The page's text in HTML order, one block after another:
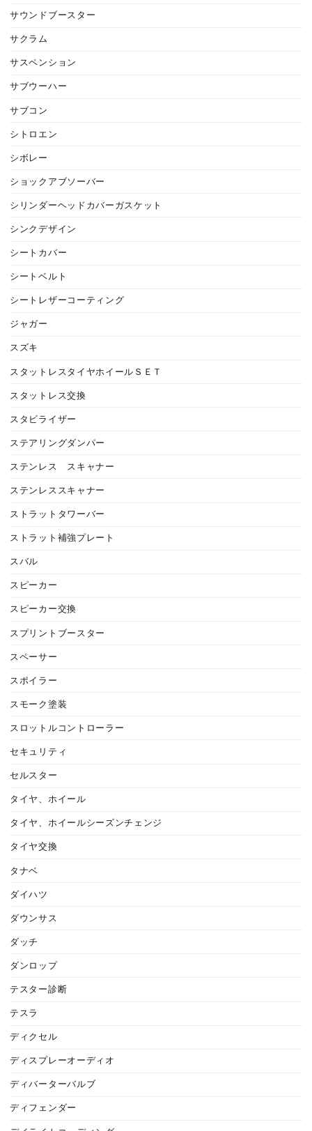
サウンドブースター
サクラム
サスペンション
サブウーハー
サブコン
シトロエン
シボレー
ショックアブソーバー
シリンダーヘッドカバーガスケット
シンクデザイン
シートカバー
シートベルト
シートレザーコーティング
ジャガー
スズキ
スタットレスタイヤホイールＳＥＴ
スタットレス交換
スタビライザー
ステアリングダンパー
ステンレス スキャナー
ステンレススキャナー
ストラットタワーバー
ストラット補強プレート
スバル
スピーカー
スピーカー交換
スプリントブースター
スペーサー
スポイラー
スモーク塗装
スロットルコントローラー
セキュリティ
セルスター
タイヤ、ホイール
タイヤ、ホイールシーズンチェンジ
タイヤ交換
タナベ
ダイハツ
ダウンサス
ダッチ
ダンロップ
テスター診断
テスラ
ディクセル
ディスプレーオーディオ
ディバーターバルブ
ディフェンダー